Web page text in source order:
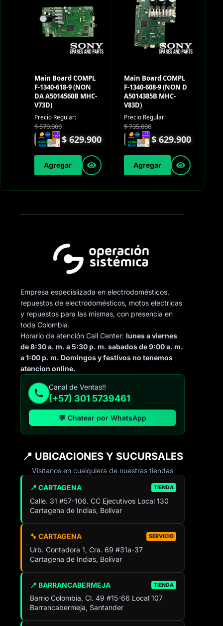
Main Board COMPL
F-1340-618-9 (NON
DA A5014560B MHC-
V73D)
Precio Regular:
$570.000
$ 629.900
Agregar
Main Board COMPL
F-1340-608-9 (NON D
A5014385B MHC-
V83D)
Precio Regular:
$735.000
$ 629.900
Agregar
Empresa especializada en electrodomésticos,
repuestos de electrodomésticos, motos electricas
y repuestos para las mismas, con presencia en
toda Colombia.
Horario de atención Call Center:lunes a viernes
de 8:30 a. m. a 5:30 p. m. sabados de 9:00 a. m.
a 1:00 p. m. Domingos y festivos no tenemos
atencion online.
Canal de Ventas!!
(+57) 301 5739461
💬 Chatear por WhatsApp
📍 UBICACIONES Y SUCURSALES
Visítanos en cualquiera de nuestras tiendas
📍 CARTAGENA TIENDA
Calle. 31 #57-106. CC Ejecutivos Local 130
Cartagena de Indias, Bolívar
🔧 CARTAGENA SERVICIO
Urb. Contadora 1, Cra. 69 #31a-37
Cartagena de Indias, Bolívar
📍 BARRANCABERMEJA TIENDA
Barrio Colombia, Cl. 49 #15-66 Local 107
Barrancabermeja, Santander